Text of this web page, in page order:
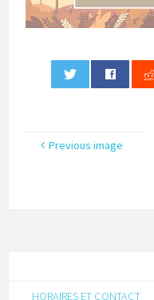
Previous image
HORAIRES ET CONTACT